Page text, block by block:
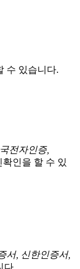
수 있습니다.
전자인증,
인을 할 수 있
서, 신한인증서,